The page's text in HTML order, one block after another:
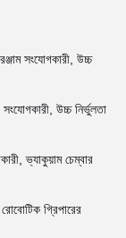
সংযোগকারী, উচ্চ
উচ্চ নির্ভুলতা
ভ্যাকুয়াম চেম্বার
গ্রিপারের